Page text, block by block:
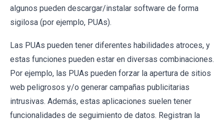
algunos pueden descargar/instalar software de forma
sigilosa (por ejemplo, PUAs).
Las PUAs pueden tener diferentes habilidades atroces, y
estas funciones pueden estar en diversas combinaciones.
Por ejemplo, las PUAs pueden forzar la apertura de sitios
web peligrosos y/o generar campañas publicitarias
intrusivas. Además, estas aplicaciones suelen tener
funcionalidades de seguimiento de datos. Registran la